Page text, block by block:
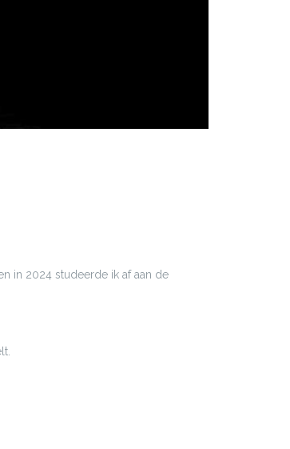
in 2024 studeerde ik af aan de